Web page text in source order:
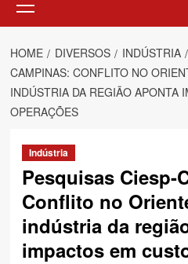
Menu
HOME DIVERSOS INDÚSTRIA
CAMPINAS: CONFLITO NO
INDÚSTRIA DA REGIÃO APONTA
OPERAÇÕES
Indústria
Pesquisas Ciesp-
Conflito no
indústria da
impactos em